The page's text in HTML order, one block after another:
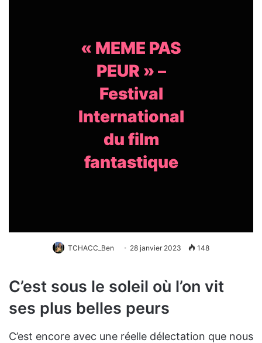
« MEME PAS
PEUR » –
Festival
International
du film
fantastique
TCHACC_Ben 28 janvier 2023 148
C’est sous le soleil où l’on vit
ses plus belles peurs
C’est encore avec une réelle délectation que nous